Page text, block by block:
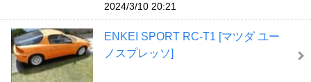
2024/3/10 20:21
ENKEI SPORT RC-T1 [マツダ ユー
ノスプレッソ]